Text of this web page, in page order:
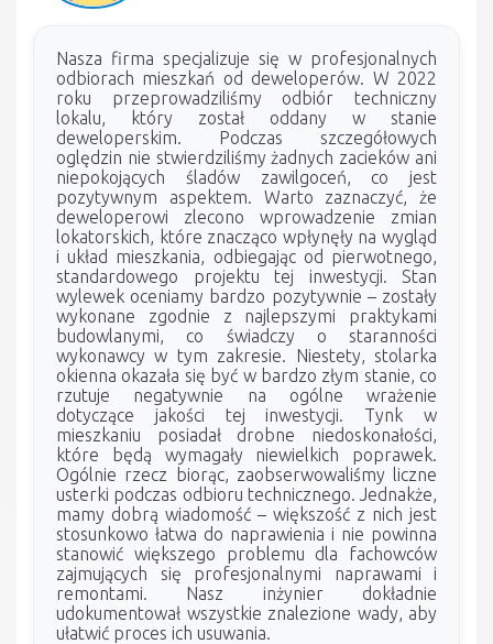
Nasza firma specjalizuje się w profesjonalnych
odbiorach mieszkań od deweloperów. W 2022
roku przeprowadziliśmy odbiór techniczny
lokalu, który został oddany w stanie
deweloperskim. Podczas szczegółowych
oględzin nie stwierdziliśmy żadnych zacieków ani
niepokojących śladów zawilgoceń, co jest
pozytywnym aspektem. Warto zaznaczyć, że
deweloperowi zlecono wprowadzenie zmian
lokatorskich, które znacząco wpłynęły na wygląd
i układ mieszkania, odbiegając od pierwotnego,
standardowego projektu tej inwestycji. Stan
wylewek oceniamy bardzo pozytywnie – zostały
wykonane zgodnie z najlepszymi praktykami
budowlanymi, co świadczy o staranności
wykonawcy w tym zakresie. Niestety, stolarka
okienna okazała się być w bardzo złym stanie, co
rzutuje negatywnie na ogólne wrażenie
dotyczące jakości tej inwestycji. Tynk w
mieszkaniu posiadał drobne niedoskonałości,
które będą wymagały niewielkich poprawek.
Ogólnie rzecz biorąc, zaobserwowaliśmy liczne
usterki podczas odbioru technicznego. Jednakże,
mamy dobrą wiadomość – większość z nich jest
stosunkowo łatwa do naprawienia i nie powinna
stanowić większego problemu dla fachowców
zajmujących się profesjonalnymi naprawami i
remontami. Nasz inżynier dokładnie
udokumentował wszystkie znalezione wady, aby
ułatwić proces ich usuwania.